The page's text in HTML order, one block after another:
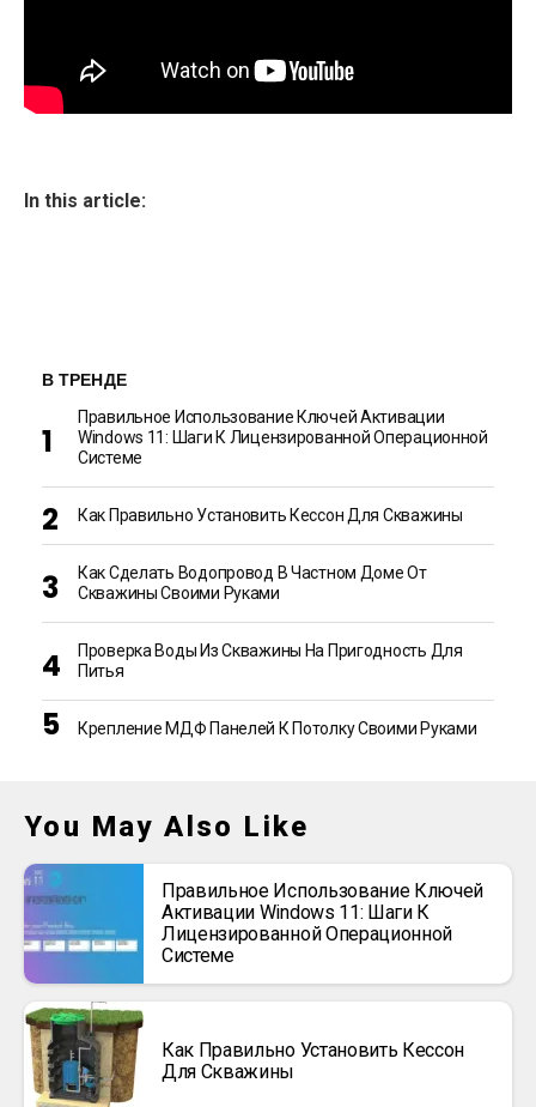
In this article:
В ТРЕНДЕ
Правильное Использование Ключей Активации
Windows 11: Шаги К Лицензированной Операционной
Системе
Как Правильно Установить Кессон Для Скважины
Как Сделать Водопровод В Частном Доме От
Скважины Своими Руками
Проверка Воды Из Скважины На Пригодность Для
Питья
Крепление МДФ Панелей К Потолку Своими Руками
You May Also Like
Правильное Использование Ключей
Активации Windows 11: Шаги К
Лицензированной Операционной
Системе
Как Правильно Установить Кессон
Для Скважины